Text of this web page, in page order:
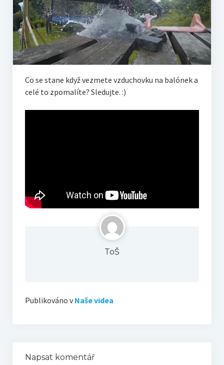
Co se stane když vezmete vzduchovku na balónek a
celé to zpomalíte? Sledujte. :)
ToŠ
Publikováno v Naše videa
Napsat komentář